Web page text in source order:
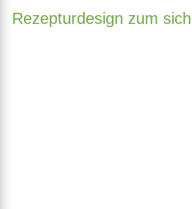
Rezepturdesign zum